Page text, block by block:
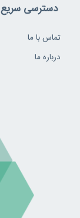
دسترسی سریع
تماس با ما
درباره ما